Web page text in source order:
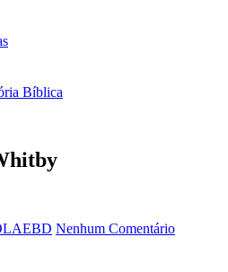
Bíblica
Nenhum Comentário